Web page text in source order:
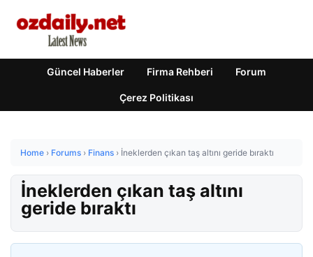
Güncel Haberler Firma Rehberi Forum
Çerez Politikası
Home › Forums › Finans › İneklerden çıkan taş altını geride bıraktı
İneklerden çıkan taş altını
geride bıraktı